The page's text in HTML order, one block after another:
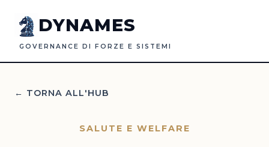
DYNAMES
GOVERNANCE DI FORZE E SISTEMI
← TORNA ALL'HUB
SALUTE E WELFARE